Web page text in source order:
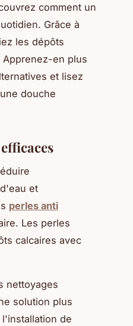
comment un
Grâce à
les dépôts
en plus
et lisez
douche
et
perles anti
Les perles
calcaires avec
nettoyages
solution plus
de